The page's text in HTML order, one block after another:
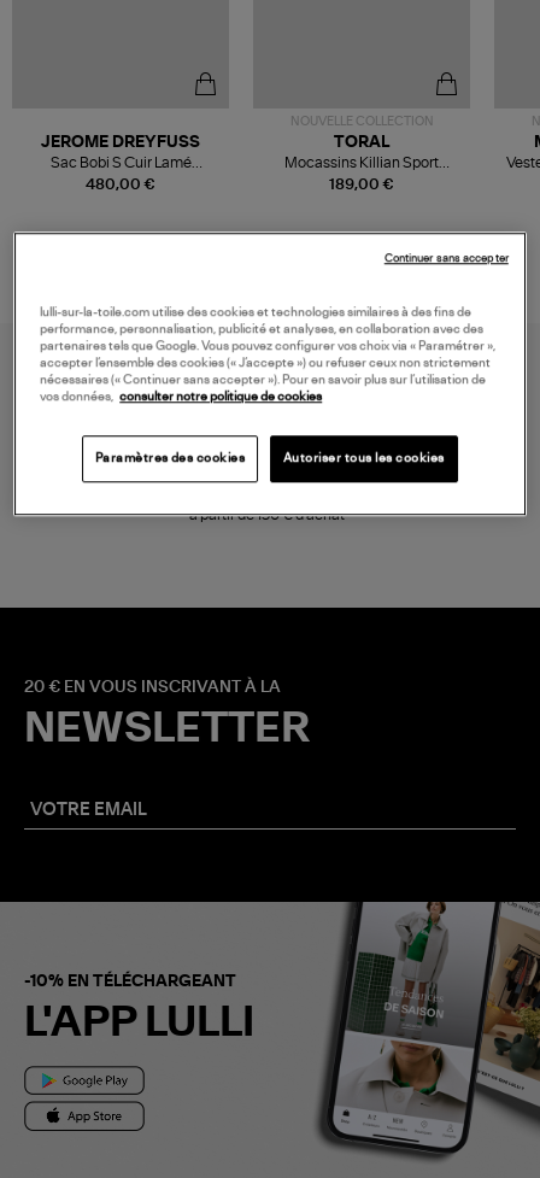
480,00 €
JEROME DREYFUSS
Sac Bobi S Cuir Lamé
Champagne
NOUVELLE COLLECTION
189,00 €
TORAL
Mocassins Killian Sport
Mousse
à partir de 150 € d'achat*
20 € EN VOUS INSCRIVANT À LA
NEWSLETTER
-10% EN TÉLÉCHARGEANT
L'APP LULLI
lulli-sur-la-toile.com utilise des cookies et technologies similaires à des fins de
performance, personnalisation, publicité et analyses, en collaboration avec des
partenaires tels que Google. Vous pouvez configurer vos choix via « Paramétrer »,
accepter l’ensemble des cookies (« J’accepte ») ou refuser ceux non strictement
nécessaires (« Continuer sans accepter »). Pour en savoir plus sur l’utilisation de
vos données,
consulter notre politique de cookies
Paramètres des cookies Autoriser tous les cookies
Continuer sans accepter